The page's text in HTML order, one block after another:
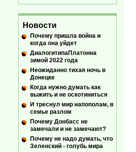
Новости
Почему пришла война и
когда она уйдет
ДиалогитипаПлатонна
зимой 2022 года
Неожиданно тихая ночь в
Донецке
Когда нужно думать как
выжить и не оскотиниться
И треснул мир напополам, в
семье разлом
Почему Донбасс не
замечали и не замечают?
Почему не надо думать, что
Зеленский - голубь мира